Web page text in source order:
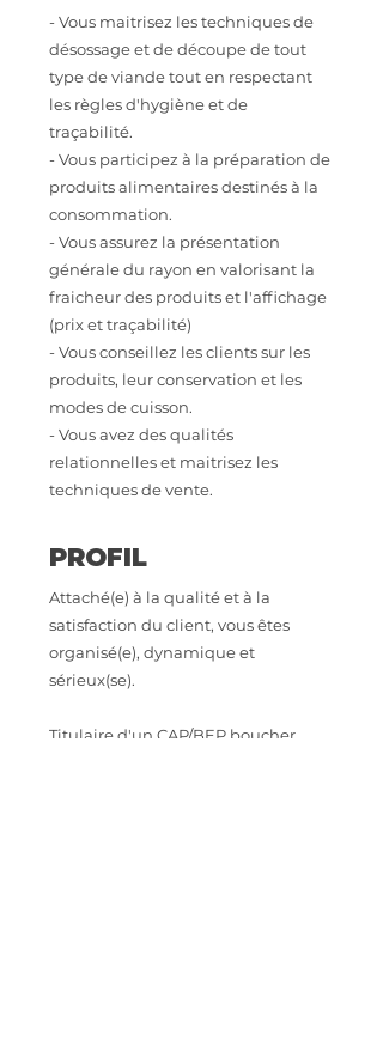
- Vous maitrisez les techniques de
désossage et de découpe de tout
type de viande tout en respectant
les règles d'hygiène et de
traçabilité.
- Vous participez à la préparation de
produits alimentaires destinés à la
consommation.
- Vous assurez la présentation
générale du rayon en valorisant la
fraicheur des produits et l'affichage
(prix et traçabilité)
- Vous conseillez les clients sur les
produits, leur conservation et les
modes de cuisson.
- Vous avez des qualités
relationnelles et maitrisez les
techniques de vente.
PROFIL
Attaché(e) à la qualité et à la
satisfaction du client, vous êtes
organisé(e), dynamique et
sérieux(se).
Titulaire d'un CAP/BEP boucher,